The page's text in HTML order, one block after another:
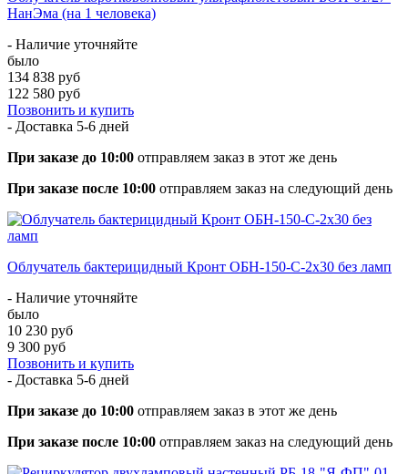
НанЭма (на 1 человека)
- Наличие уточняйте
было
134 838 руб
122 580 руб
Позвонить и купить
- Доставка 5-6 дней
При заказе до 10:00 отправляем заказ в этот же день
При заказе после 10:00 отправляем заказ на следующий день
Облучатель бактерицидный Кронт ОБН-150-С-2x30 без ламп
- Наличие уточняйте
было
10 230 руб
9 300 руб
Позвонить и купить
- Доставка 5-6 дней
При заказе до 10:00 отправляем заказ в этот же день
При заказе после 10:00 отправляем заказ на следующий день